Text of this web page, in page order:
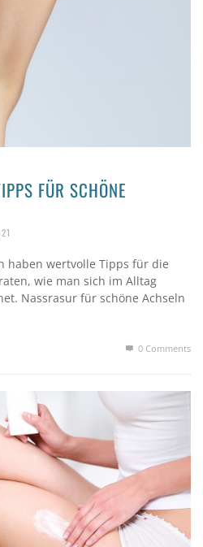
FÜR SCHÖNE
haben wertvolle Tipps für die
wie man sich im Alltag
Nassrasur für schöne Achseln
0 Comments